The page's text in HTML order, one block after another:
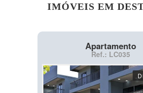
IMÓVEIS EM
Apartamento
Ref.: LC035